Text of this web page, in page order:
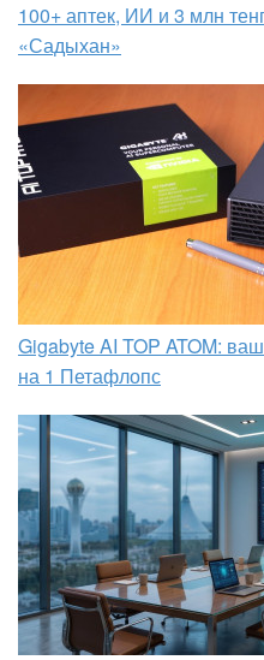
100+ аптек, ИИ и 3 млн
«Садыхан»
Gigabyte AI TOP ATOM:
на 1 Петафлопс